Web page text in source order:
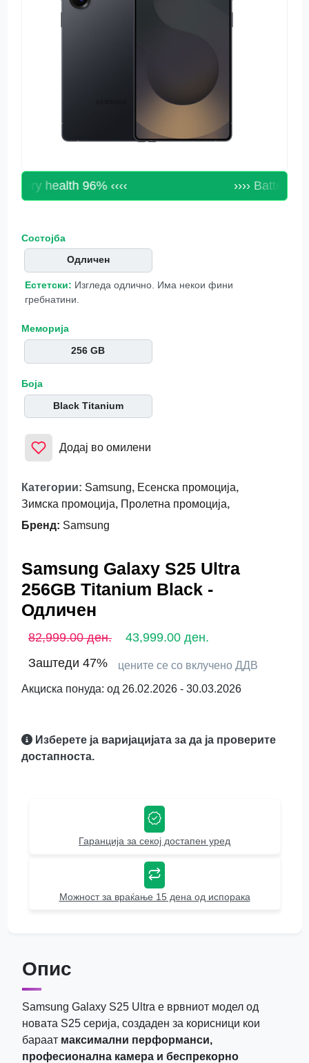
health 96% ‹‹‹‹ ›››› Battery
Состојба
Одличен
Естетски: Изгледа одлично. Има некои фини
гребнатини.
Меморија
256 GB
Боја
Black Titanium
Додај во омилени
Категории: Samsung, Есенска промоција,
Зимска промоција, Пролетна промоција,
Бренд: Samsung
Samsung Galaxy S25 Ultra
256GB Titanium Black -
Одличен
82,999.00 ден.
43,999.00 ден.
Заштеди 47%
цените се со вклучено ДДВ
Акциска понуда: од 26.02.2026 - 30.03.2026
Изберете ја варијацијата за да ја проверите
достапноста.
Гаранција за секој достапен уред
Можност за враќање 15 дена од испорака
Опис
Samsung Galaxy S25 Ultra е врвниот модел од
новата S25 серија, создаден за корисници кои
бараат максимални перформанси,
професионална камера и беспрекорно